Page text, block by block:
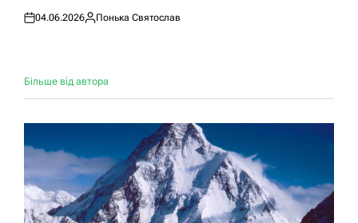
Оприлюднено
04.06.2026
Опубліковано
Понька Святослав
Більше від автора